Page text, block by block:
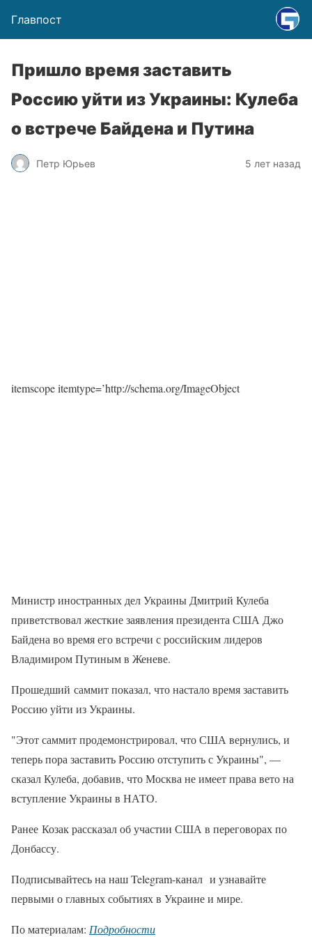
Главпост
Пришло время заставить
Россию уйти из Украины: Кулеба
о встрече Байдена и Путина
Петр Юрьев 5 лет назад
itemscope itemtype=’http://schema.org/ImageObject
Министр иностранных дел Украины Дмитрий Кулеба
приветствовал жесткие заявления президента США Джо
Байдена во время его встречи с российским лидеров
Владимиром Путиным в Женеве.
Прошедший саммит показал, что настало время заставить
Россию уйти из Украины.
"Этот саммит продемонстрировал, что США вернулись, и
теперь пора заставить Россию отступить с Украины", —
сказал Кулеба, добавив, что Москва не имеет права вето на
вступление Украины в НАТО.
Ранее Козак рассказал об участии США в переговорах по
Донбассу.
Подписывайтесь на наш Telegram-канал и узнавайте
первыми о главных событиях в Украине и мире.
По материалам: Подробности